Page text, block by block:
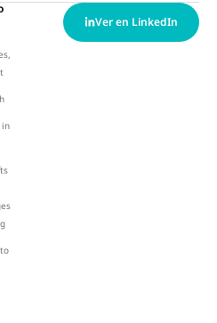
in
Ver en LinkedIn